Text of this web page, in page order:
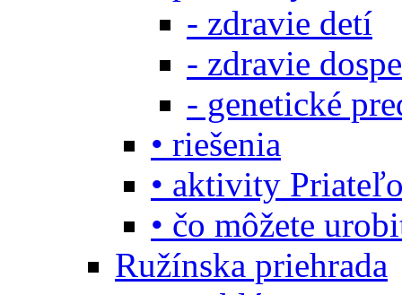
- zdravie detí
- zdravie
- genetické
• riešenia
• aktivity
• čo môžete
Ružínska priehrada